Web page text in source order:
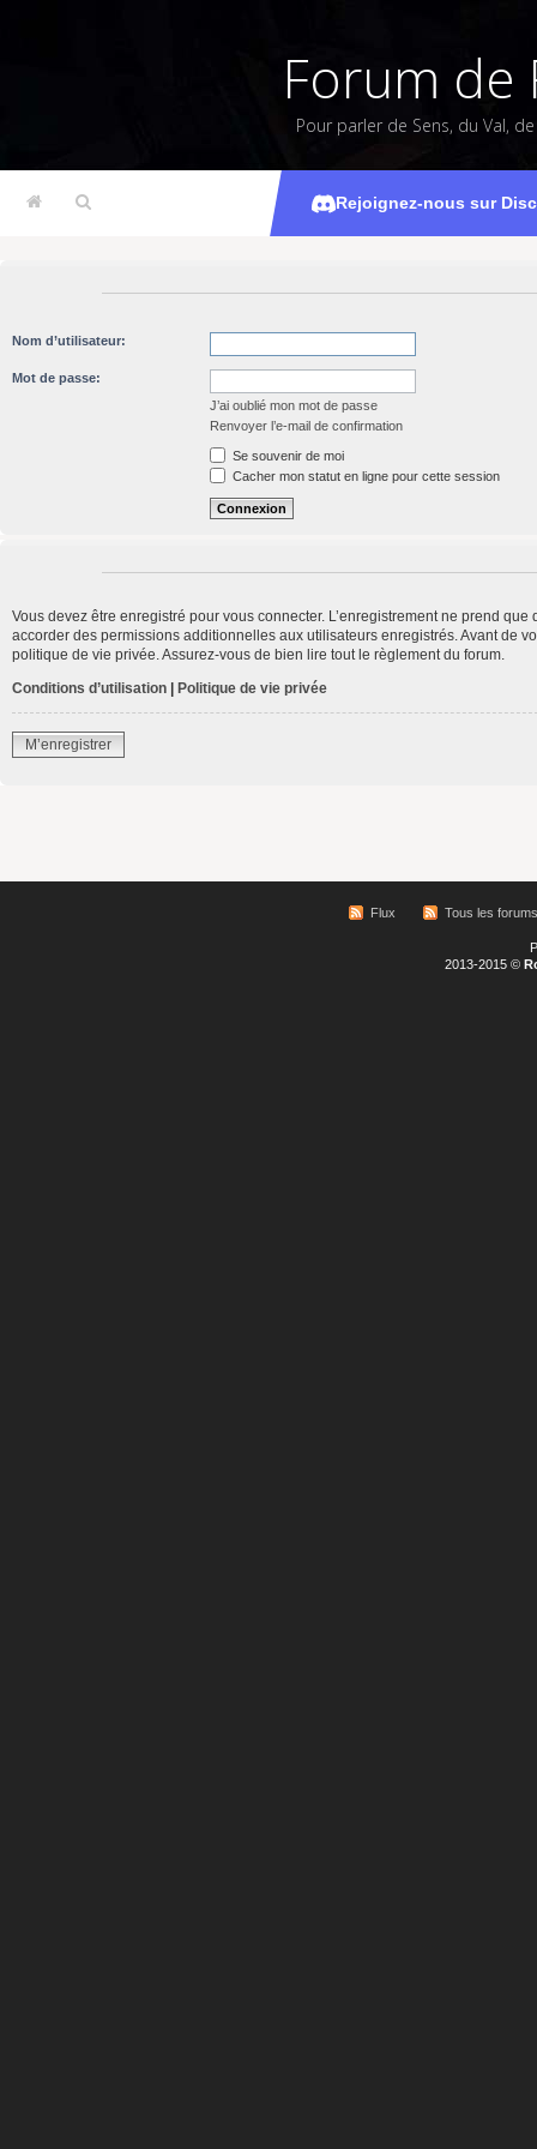
Forum de
Pour parler de Sens, du Val,
Rejoignez-nous sur
Nom d’utilisateur:
Mot de passe:
J’ai oublié mon mot de passe
Renvoyer l’e-mail de confirmation
Se souvenir de moi
Cacher mon statut en ligne pour cette session
Vous devez être enregistré pour vous connecter. L’enregistrement ne prend
accorder des permissions additionnelles aux utilisateurs enregistrés. Avant de
politique de vie privée. Assurez-vous de bien lire tout le règlement du forum.
Conditions d’utilisation
Politique de vie privée
M’enregistrer
Flux Tous les forums
2013-2015 ©